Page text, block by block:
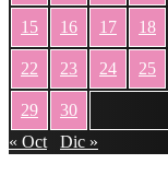
15 16 17 18
22 23 24 25
29
30
« Oct
Dic »